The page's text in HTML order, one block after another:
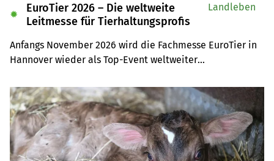
EuroTier 2026 – Die weltweite
Leitmesse für Tierhaltungsprofis
Anfangs November 2026 wird die Fachmesse EuroTier in
Hannover wieder als Top-Event weltweiter
Leserreise sind Sie selber mit dabei.
✹
Landleben